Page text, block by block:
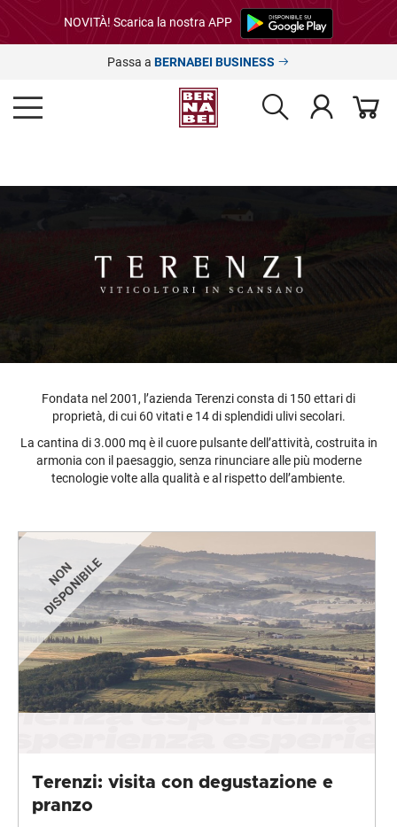
NOVITÀ! Scarica la nostra APP
Passa a BERNABEI BUSINESS
Fondata nel 2001, l’azienda Terenzi consta di 150 ettari di
proprietà, di cui 60 vitati e 14 di splendidi ulivi secolari.
La cantina di 3.000 mq è il cuore pulsante dell’attività, costruita in
armonia con il paesaggio, senza rinunciare alle più moderne
tecnologie volte alla qualità e al rispetto dell’ambiente.
Terenzi: visita con degustazione e
pranzo